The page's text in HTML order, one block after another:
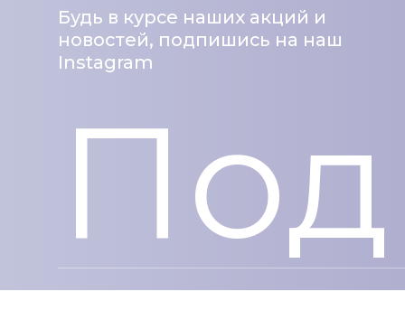
Будь в курсе наших акций и
новостей, подпишись на наш
Instagram